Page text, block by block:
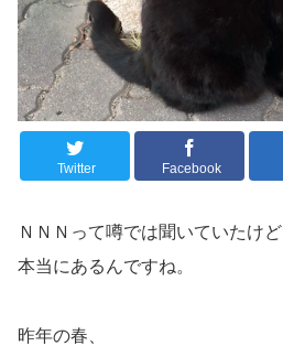
Twitter Facebook
ＮＮＮって噂では聞いていたけど
本当にあるんですね。
昨年の春、